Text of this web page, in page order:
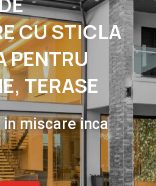
CU STICLA
PENTRU
TERASE
in miscare inca